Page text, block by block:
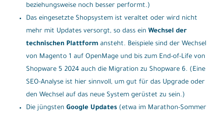
beziehungsweise noch besser performt.)
Das eingesetzte Shopsystem ist veraltet oder wird nicht
mehr mit Updates versorgt, so dass ein Wechsel der
technischen Plattformansteht. Beispiele sind der Wechsel
von Magento 1 auf OpenMage und bis zum End-of-Life von
Shopware 5 2024 auch die Migration zu Shopware 6. (Eine
SEO-Analyse ist hier sinnvoll, um gut für das Upgrade oder
den Wechsel auf das neue System gerüstet zu sein.)
Die jüngsten Google Updates(etwa im Marathon-Sommer